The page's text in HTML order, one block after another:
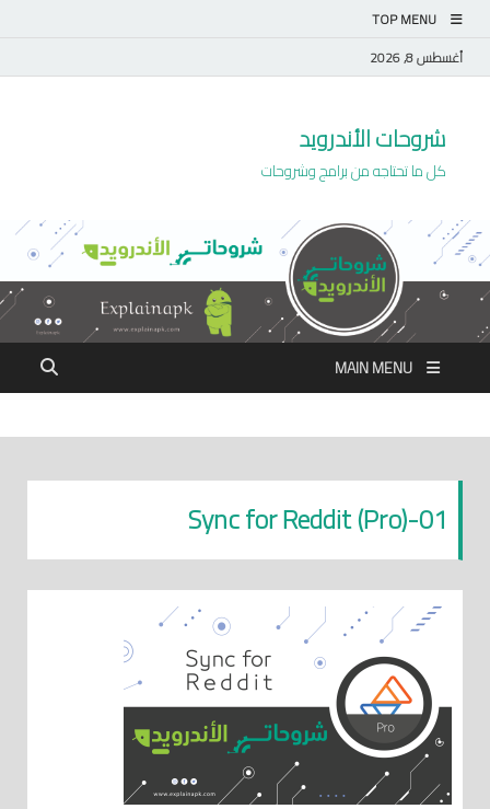
TOP MENU
أغسطس 8, 2026
شروحات الأندرويد
كل ما تحتاجه من برامج وشروحات
MAIN MENU
Sync for Reddit (Pro)-01